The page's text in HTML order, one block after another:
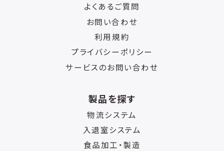
よくあるご質問
お問い合わせ
利用規約
プライバシーポリシー
サービスのお問い合わせ
製品を探す
物流システム
入退室システム
食品加工・製造